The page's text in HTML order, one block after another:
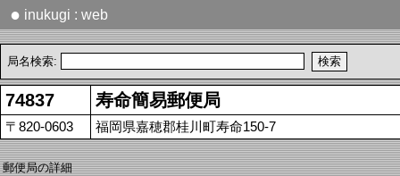
● inukugi : web
局名検索:
74837 寿命簡易郵便局
〒820-0603 福岡県嘉穂郡桂川町寿命150-7
郵便局の詳細